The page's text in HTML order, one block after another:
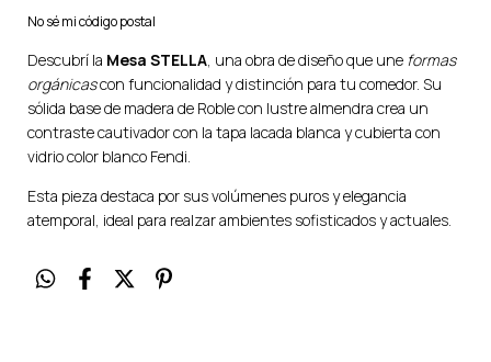
No sé mi código postal
Descubrí la Mesa STELLA, una obra de diseño que une formas
orgánicascon funcionalidad y distinción para tu comedor. Su
sólida base de madera de Roble con lustre almendra crea un
contraste cautivador con la tapa lacada blanca y cubierta con
vidrio color blanco Fendi.
Esta pieza destaca por sus volúmenes puros y elegancia
atemporal, ideal para realzar ambientes sofisticados y actuales.